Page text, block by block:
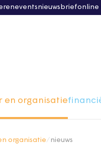
eventsnieuwsbriefonline
en organisatie
organisatie nieuws